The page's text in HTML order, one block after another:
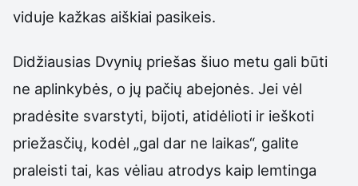
viduje kažkas aiškiai pasikeis.
Didžiausias Dvynių priešas šiuo metu gali būti
ne aplinkybės, o jų pačių abejonės. Jei vėl
pradėsite svarstyti, bijoti, atidėlioti ir ieškoti
priežasčių, kodėl „gal dar ne laikas“, galite
praleisti tai, kas vėliau atrodys kaip lemtinga